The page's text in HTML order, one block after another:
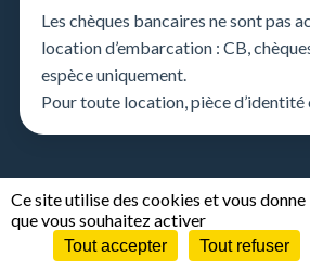
Les chèques bancaires ne sont pas
location d’embarcation : CB,
espèce uniquement.
Pour toute location, pièce
Ce site utilise des cookies et vous
que vous souhaitez activer
Tout accepter Tout refuser